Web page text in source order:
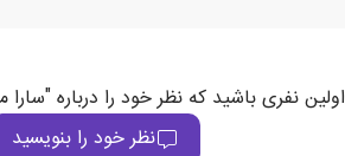
اولین نفری باشید که نظر خود را درباره
نظر خود را بنویسید